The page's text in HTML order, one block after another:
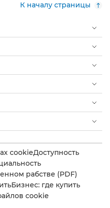
К началу страницы
cookieДоступность
рабстве (PDF)
Бизнес: где купить
cookie